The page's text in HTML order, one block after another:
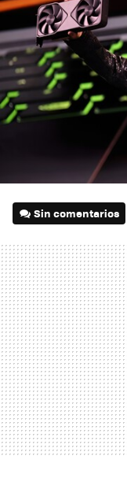
Sin comentarios